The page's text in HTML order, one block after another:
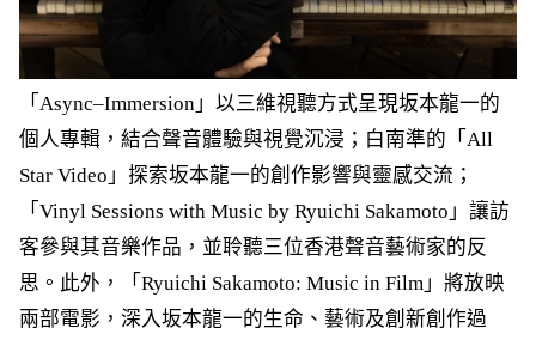
「Async–Immersion」以三維視聽方式呈現坂本龍一的
個人專輯，結合聲音體驗與視覺沉浸；白南準的「All
Star Video」探索坂本龍一的創作影響與靈感交流；
「Vinyl Sessions with Music by Ryuichi Sakamoto」讓訪
客參與其音樂作品，並聆聽三位香港聲音藝術家的反
思。此外，「Ryuichi Sakamoto: Music in Film」將放映
兩部電影，深入坂本龍一的生命、藝術及創新創作過